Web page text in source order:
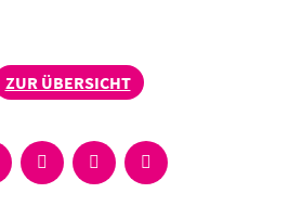
ZUR ÜBERSICHT